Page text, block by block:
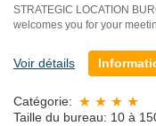
STRATEGIC LOCATION
welcomes you for your
Voir détails
Catégorie:
Taille du bureau: 10 à